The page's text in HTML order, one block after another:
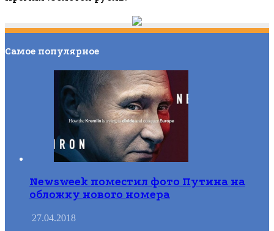
Самое популярное
Newsweek поместил фото Путина на
обложку нового номера